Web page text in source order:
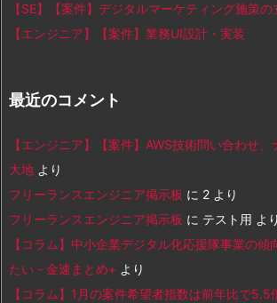
【SE】【案件】デジタルマーケティング施策
【エンジニア】【案件】業務UI設計・実装
最近のコメント
【エンジニア】【案件】AWS技術問い合わせ
大地 より
フリーランスエンジニア掲示板 に 2 より
フリーランスエンジニア掲示板 に テスト用 より
【コラム】中小企業デジタル化応援隊事業の傾
たい - 金速まとめ+ より
【コラム】1月の案件希望者指数は前年比で5.5